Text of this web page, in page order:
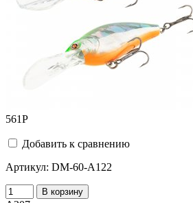
561Р
Добавить к сравнению
Артикул: DM-60-A122
В корзину